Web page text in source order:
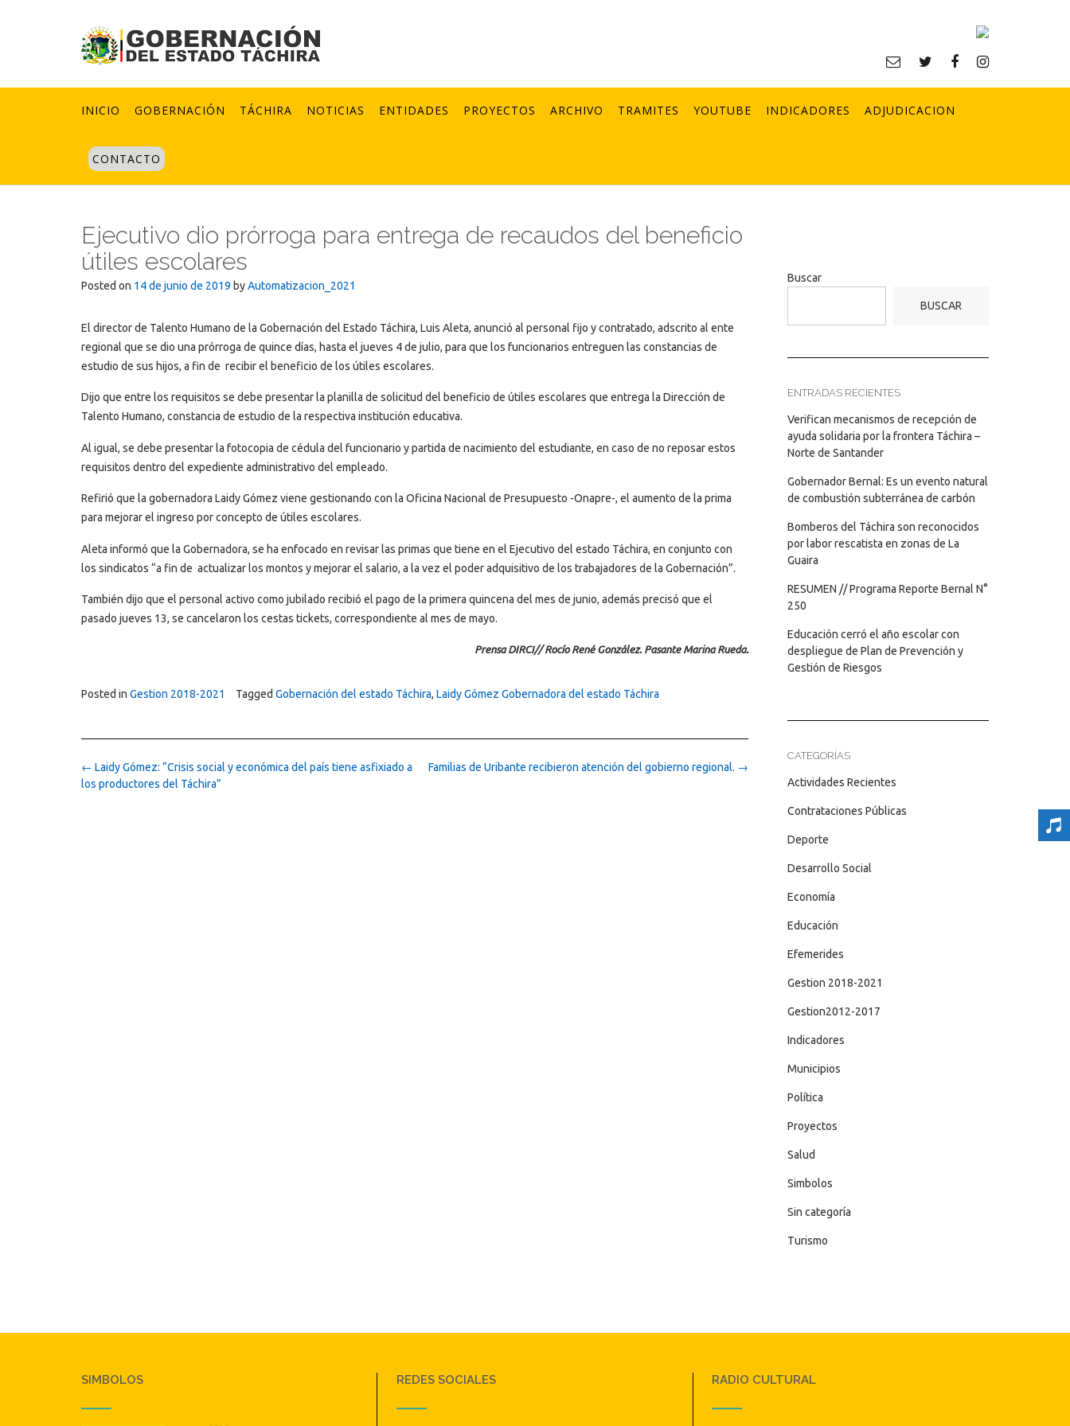
INICIO GOBERNACIÓN TÁCHIRA NOTICIAS ENTIDADES PROYECTOS ARCHIVO TRAMITES YOUTUBE INDICADORES ADJUDICACION
CONTACTO
Ejecutivo dio prórroga para entrega de recaudos del beneficio
útiles escolares
Posted on 14 de junio de 2019 byAutomatizacion_2021
El director de Talento Humano de la Gobernación del Estado Táchira, Luis Aleta, anunció al personal fijo y contratado, adscrito al ente
regional que se dio una prórroga de quince días, hasta el jueves 4 de julio, para que los funcionarios entreguen las constancias de
estudio de sus hijos, a fin de recibir el beneficio de los útiles escolares.
Dijo que entre los requisitos se debe presentar la planilla de solicitud del beneficio de útiles escolares que entrega la Dirección de
Talento Humano, constancia de estudio de la respectiva institución educativa.
Al igual, se debe presentar la fotocopia de cédula del funcionario y partida de nacimiento del estudiante, en caso de no reposar estos
requisitos dentro del expediente administrativo del empleado.
Refirió que la gobernadora Laidy Gómez viene gestionando con la Oficina Nacional de Presupuesto -Onapre-, el aumento de la prima
para mejorar el ingreso por concepto de útiles escolares.
Aleta informó que la Gobernadora, se ha enfocado en revisar las primas que tiene en el Ejecutivo del estado Táchira, en conjunto con
los sindicatos “a fin de actualizar los montos y mejorar el salario, a la vez el poder adquisitivo de los trabajadores de la Gobernación”.
También dijo que el personal activo como jubilado recibió el pago de la primera quincena del mes de junio, además precisó que el
pasado jueves 13, se cancelaron los cestas tickets, correspondiente al mes de mayo.
Prensa DIRCI// Rocío René González. Pasante Marina Rueda.
Posted in Gestion 2018-2021 Tagged Gobernación del estado Táchira, Laidy Gómez Gobernadora del estado Táchira
Post
navigation
Familias de Uribante recibieron atención del gobierno regional. →
← Laidy Gómez: “Crisis social y económica del país tiene asfixiado a
los productores del Táchira”
Buscar
BUSCAR
ENTRADAS RECIENTES
Verifican mecanismos de recepción de
ayuda solidaria por la frontera Táchira –
Norte de Santander
Gobernador Bernal: Es un evento natural
de combustión subterránea de carbón
Bomberos del Táchira son reconocidos
por labor rescatista en zonas de La
Guaira
RESUMEN // Programa Reporte Bernal N°
250
Educación cerró el año escolar con
despliegue de Plan de Prevención y
Gestión de Riesgos
CATEGORÍAS
Actividades Recientes
Contrataciones Públicas
Deporte
Desarrollo Social
Economía
Educación
Efemerides
Gestion 2018-2021
Gestion2012-2017
Indicadores
Municipios
Política
Proyectos
Salud
Simbolos
Sin categoría
Turismo
SIMBOLOS REDES SOCIALES RADIO CULTURAL